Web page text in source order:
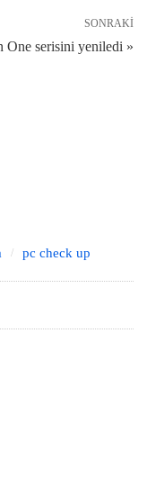
SONRAKI
serisini yeniledi »
pc check up